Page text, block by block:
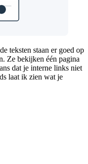
teksten staan er goed op
Ze bekijken één pagina
dat je interne links niet
laat ik zien wat je